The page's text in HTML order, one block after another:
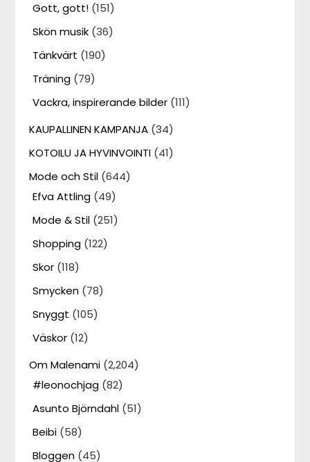
Gott, gott! (151)
Skön musik (36)
Tänkvärt (190)
Träning (79)
Vackra, inspirerande bilder (111)
KAUPALLINEN KAMPANJA (34)
KOTOILU JA HYVINVOINTI (41)
Mode och Stil (644)
Efva Attling (49)
Mode & Stil (251)
Shopping (122)
Skor (118)
Smycken (78)
Snyggt (105)
Väskor (12)
Om Malenami (2,204)
#leonochjag (82)
Asunto Björndahl (51)
Beibi (58)
Bloggen (45)